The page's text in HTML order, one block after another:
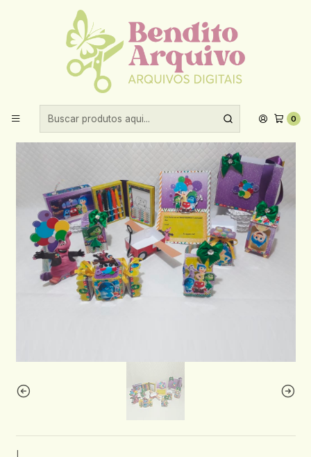
0
Aproveite 10% de desconto ao comprar acima de R$30,00!
Festas prontas Arquivo de Corte Divertidamente